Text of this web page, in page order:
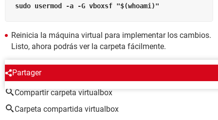
sudo usermod -a -G vboxsf "$(whoami)"
Reinicia la máquina virtual para implementar los cambios.
Listo, ahora podrás ver la carpeta fácilmente.
Partager
ALREDEDOR DEL MISMO TEMA
Compartir carpeta virtualbox
Carpeta compartida virtualbox